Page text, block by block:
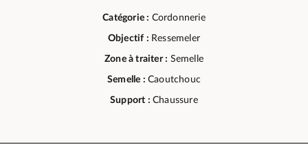
Catégorie : Cordonnerie
Objectif : Ressemeler
Zone à traiter : Semelle
Semelle : Caoutchouc
Support :Chaussure